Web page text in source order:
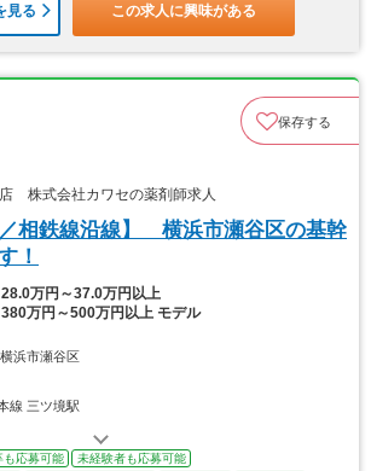
見る この求人に興味がある
保存する
株式会社カワセの薬剤師求人
／相鉄線沿線】 横浜市瀬谷区の基幹
！
28.0万円～37.0万円以上
380万円～500万円以上 モデル
浜市瀬谷区
線 三ツ境駅
も応募可能
未経験者も応募可能